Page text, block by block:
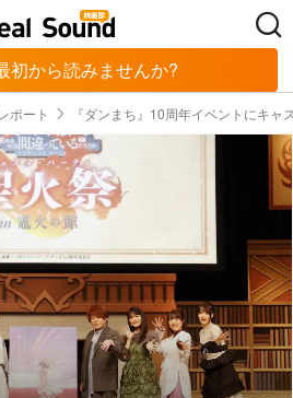
MOVIE TECH
レポート 『ダンまち』10周年イベントにキャ
初から読みませんか?